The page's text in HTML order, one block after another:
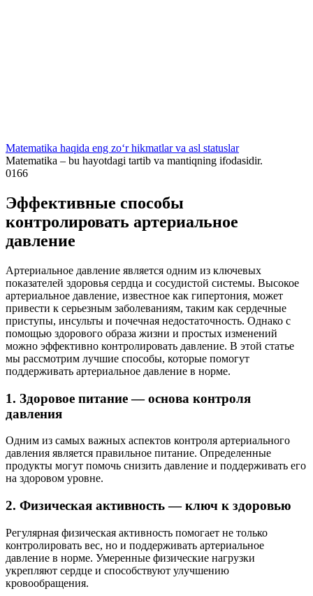
Matematika haqida eng zo‘r hikmatlar va asl statuslar
Matematika – bu hayotdagi tartib va mantiqning ifodasidir.
0166
Эффективные способы
контролировать артериальное
давление
Артериальное давление является одним из ключевых
показателей здоровья сердца и сосудистой системы. Высокое
артериальное давление, известное как гипертония, может
привести к серьезным заболеваниям, таким как сердечные
приступы, инсульты и почечная недостаточность. Однако с
помощью здорового образа жизни и простых изменений
можно эффективно контролировать давление. В этой статье
мы рассмотрим лучшие способы, которые помогут
поддерживать артериальное давление в норме.
1. Здоровое питание — основа контроля
давления
Одним из самых важных аспектов контроля артериального
давления является правильное питание. Определенные
продукты могут помочь снизить давление и поддерживать его
на здоровом уровне.
2. Физическая активность — ключ к здоровью
Регулярная физическая активность помогает не только
контролировать вес, но и поддерживать артериальное
давление в норме. Умеренные физические нагрузки
укрепляют сердце и способствуют улучшению
кровообращения.